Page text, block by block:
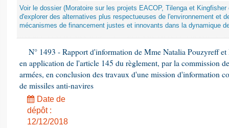
Voir le dossier (Moratoire sur les projets EACOP, Tilenga et
d'explorer des alternatives plus respectueuses de l'environnement et
mécanismes de financement justes et innovants dans la dynamique
N° 1493 - Rapport d'information de Mme Natalia Pouzyreff
en application de l'article 145 du règlement, par la commission
armées, en conclusion des travaux d'une mission d'information
de missiles anti-navires
Date de
dépôt :
12/12/2018